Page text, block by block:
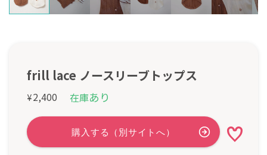
frill lace ノースリーブトップス
¥2,400 在庫あり